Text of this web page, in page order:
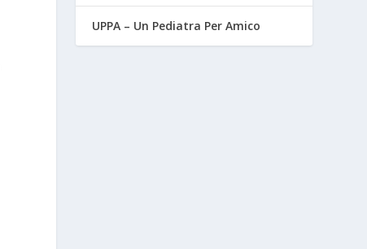
UPPA – Un Pediatra Per Amico